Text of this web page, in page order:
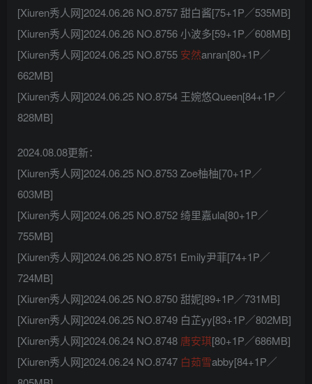
[Xiuren秀人网]2024.06.26 NO.8757 甜白酱[75+1P／535MB]
[Xiuren秀人网]2024.06.26 NO.8756 小波多[59+1P／608MB]
[Xiuren秀人网]2024.06.25 NO.8755 安然anran[80+1P／
662MB]
[Xiuren秀人网]2024.06.25 NO.8754 王婉悠Queen[84+1P／
828MB]
2024.08.08更新：
[Xiuren秀人网]2024.06.25 NO.8753 Zoe柚柚[70+1P／
603MB]
[Xiuren秀人网]2024.06.25 NO.8752 绮里嘉ula[80+1P／
755MB]
[Xiuren秀人网]2024.06.25 NO.8751 Emily尹菲[74+1P／
724MB]
[Xiuren秀人网]2024.06.25 NO.8750 甜妮[89+1P／731MB]
[Xiuren秀人网]2024.06.25 NO.8749 白芷yy[83+1P／802MB]
[Xiuren秀人网]2024.06.24 NO.8748 唐安琪[80+1P／686MB]
[Xiuren秀人网]2024.06.24 NO.8747 白茹雪abby[84+1P／